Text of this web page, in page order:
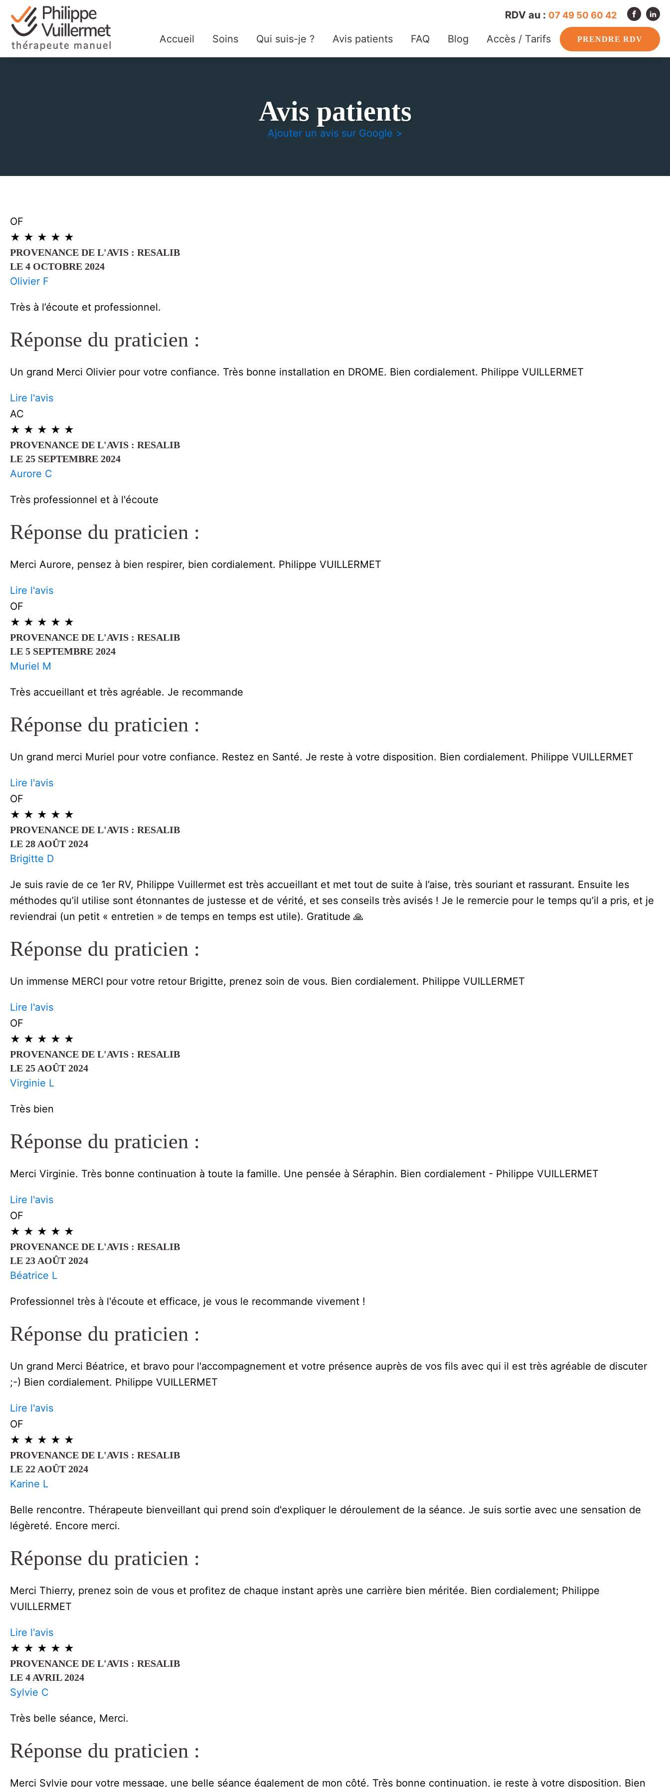
RDV au : 07 49 50 60 42
Accueil Soins Qui suis-je ? Avis patients FAQ Blog Accès / Tarifs PRENDRE RDV
Avis patients
Ajouter un avis sur Google >
OF
★ ★ ★ ★ ★
PROVENANCE DE L'AVIS : RESALIB
LE 4 OCTOBRE 2024
Olivier F
Très à l’écoute et professionnel.
Réponse du praticien :
Un grand Merci Olivier pour votre confiance. Très bonne installation en DROME. Bien cordialement. Philippe VUILLERMET
Lire l'avis
AC
★ ★ ★ ★ ★
PROVENANCE DE L'AVIS : RESALIB
LE 25 SEPTEMBRE 2024
Aurore C
Très professionnel et à l'écoute
Réponse du praticien :
Merci Aurore, pensez à bien respirer, bien cordialement. Philippe VUILLERMET
Lire l'avis
OF
★ ★ ★ ★ ★
PROVENANCE DE L'AVIS : RESALIB
LE 5 SEPTEMBRE 2024
Muriel M
Très accueillant et très agréable. Je recommande
Réponse du praticien :
Un grand merci Muriel pour votre confiance. Restez en Santé. Je reste à votre disposition. Bien cordialement. Philippe VUILLERMET
Lire l'avis
OF
★ ★ ★ ★ ★
PROVENANCE DE L'AVIS : RESALIB
LE 28 AOÛT 2024
Brigitte D
Je suis ravie de ce 1er RV, Philippe Vuillermet est très accueillant et met tout de suite à l’aise, très souriant et rassurant. Ensuite les
méthodes qu’il utilise sont étonnantes de justesse et de vérité, et ses conseils très avisés ! Je le remercie pour le temps qu’il a pris, et je
reviendrai (un petit « entretien » de temps en temps est utile). Gratitude 🙏
Réponse du praticien :
Un immense MERCI pour votre retour Brigitte, prenez soin de vous. Bien cordialement. Philippe VUILLERMET
Lire l'avis
OF
★ ★ ★ ★ ★
PROVENANCE DE L'AVIS : RESALIB
LE 25 AOÛT 2024
Virginie L
Très bien
Réponse du praticien :
Merci Virginie. Très bonne continuation à toute la famille. Une pensée à Séraphin. Bien cordialement - Philippe VUILLERMET
Lire l'avis
OF
★ ★ ★ ★ ★
PROVENANCE DE L'AVIS : RESALIB
LE 23 AOÛT 2024
Béatrice L
Professionnel très à l'écoute et efficace, je vous le recommande vivement !
Réponse du praticien :
Un grand Merci Béatrice, et bravo pour l'accompagnement et votre présence auprès de vos fils avec qui il est très agréable de discuter
;-) Bien cordialement. Philippe VUILLERMET
Lire l'avis
OF
★ ★ ★ ★ ★
PROVENANCE DE L'AVIS : RESALIB
LE 22 AOÛT 2024
Karine L
Belle rencontre. Thérapeute bienveillant qui prend soin d'expliquer le déroulement de la séance. Je suis sortie avec une sensation de
légèreté. Encore merci.
Réponse du praticien :
Merci Thierry, prenez soin de vous et profitez de chaque instant après une carrière bien méritée. Bien cordialement; Philippe
VUILLERMET
Lire l'avis
★ ★ ★ ★ ★
PROVENANCE DE L'AVIS : RESALIB
LE 4 AVRIL 2024
Sylvie C
Très belle séance, Merci.
Réponse du praticien :
Merci Sylvie pour votre message, une belle séance également de mon côté. Très bonne continuation, je reste à votre disposition. Bien